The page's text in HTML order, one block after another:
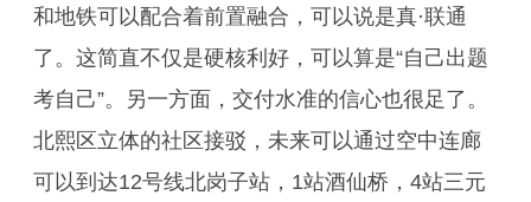
和地铁可以配合着前置融合，可以说是真·联通
了。这简直不仅是硬核利好，可以算是“自己出题
考自己”。另一方面，交付水准的信心也很足了。
北熙区立体的社区接驳，未来可以通过空中连廊
可以到达12号线北岗子站，1站酒仙桥，4站三元